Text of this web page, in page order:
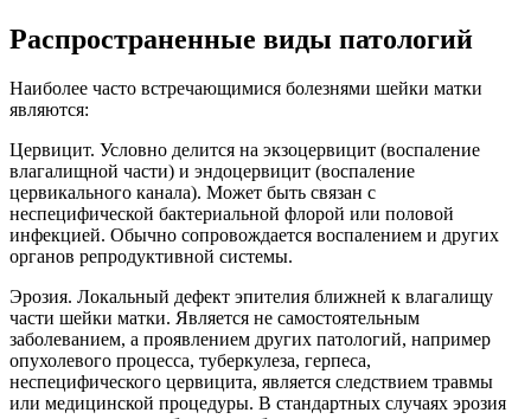
Распространенные виды патологий
Наиболее часто встречающимися болезнями шейки матки
являются:
Цервицит. Условно делится на экзоцервицит (воспаление
влагалищной части) и эндоцервицит (воспаление
цервикального канала). Может быть связан с
неспецифической бактериальной флорой или половой
инфекцией. Обычно сопровождается воспалением и других
органов репродуктивной системы.
Эрозия. Локальный дефект эпителия ближней к влагалищу
части шейки матки. Является не самостоятельным
заболеванием, а проявлением других патологий, например
опухолевого процесса, туберкулеза, герпеса,
неспецифического цервицита, является следствием травмы
или медицинской процедуры. В стандартных случаях эрозия